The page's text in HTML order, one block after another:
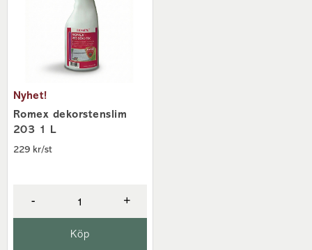
Nyhet!
Romex dekorstenslim
203 1 L
229 kr/st
- +
Köp